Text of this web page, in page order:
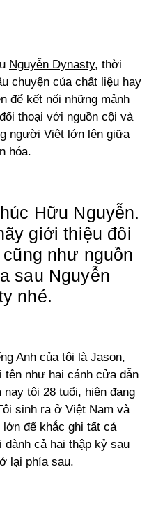
Nguyễn Dynasty, thời
chuyện của chất liệu hay
để kết nối những mảnh
thoại với nguồn cội và
người Việt lớn lên giữa
hóa.
Hữu Nguyễn.
giới thiệu đôi
như nguồn
sau Nguyễn
nhé.
Anh của tôi là Jason,
tên như hai cánh cửa dẫn
tôi 28 tuổi, hiện đang
sinh ra ở Việt Nam và
để khắc ghi tất cả
cả hai thập kỷ sau
lại phía sau.